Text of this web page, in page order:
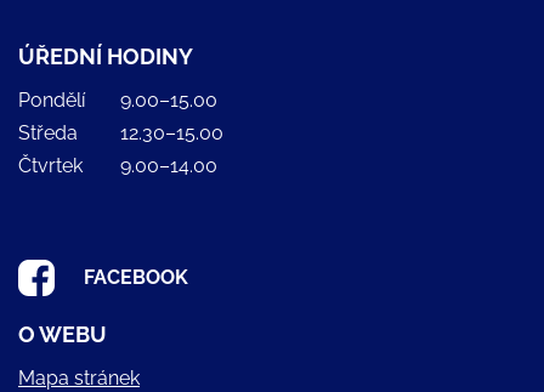
ÚŘEDNÍ HODINY
Pondělí
9.00–15.00
Středa
12.30–15.00
Čtvrtek
9.00–14.00
FACEBOOK
O WEBU
Mapa stránek